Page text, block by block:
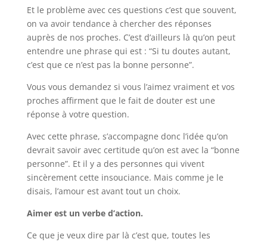
Et le problème avec ces questions c’est que souvent,
on va avoir tendance à chercher des réponses
auprès de nos proches. C’est d’ailleurs là qu’on peut
entendre une phrase qui est : “Si tu doutes autant,
c’est que ce n’est pas la bonne personne”.
Vous vous demandez si vous l’aimez vraiment et vos
proches affirment que le fait de douter est une
réponse à votre question.
Avec cette phrase, s’accompagne donc l’idée qu’on
devrait savoir avec certitude qu’on est avec la “bonne
personne”. Et il y a des personnes qui vivent
sincèrement cette insouciance. Mais comme je le
disais, l’amour est avant tout un choix.
Aimer est un verbe d’action.
Ce que je veux dire par là c’est que, toutes les